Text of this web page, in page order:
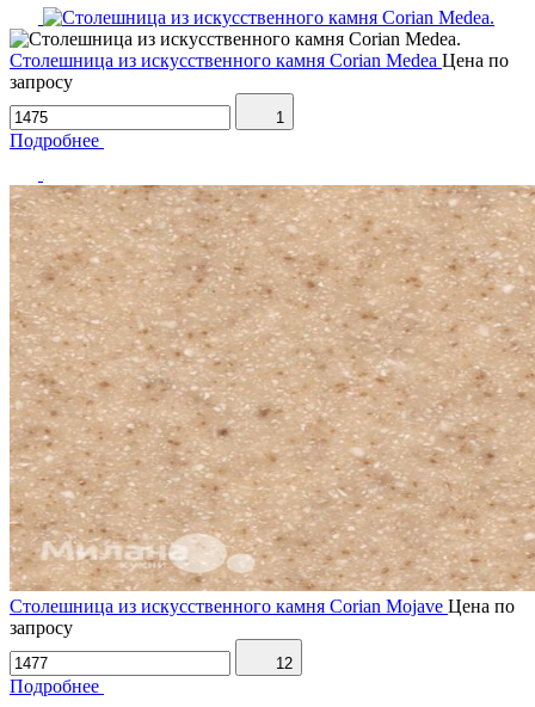
Столешница из искусственного камня Corian Medea Цена по
запросу
1
Подробнее
Столешница из искусственного камня Corian Mojave Цена по
запросу
12
Подробнее